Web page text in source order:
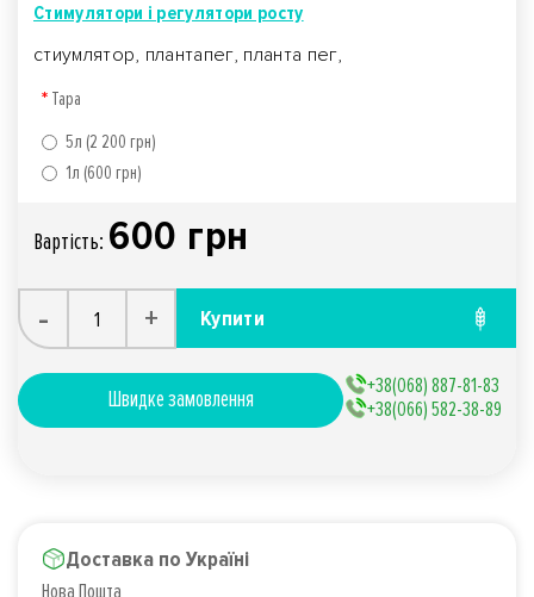
Стимулятори і регулятори росту
стиумлятор, плантапег, планта пег,
Тара
5л (2 200 грн)
1л (600 грн)
Вартiсть: 600 грн
- + Купити
Швидке замовлення
+38(068) 887-81-83
+38(066) 582-38-89
Доставка по Україні
Нова Пошта